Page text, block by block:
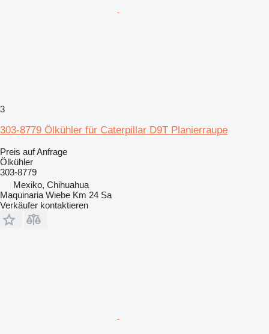
3
303-8779 Ölkühler für Caterpillar D9T Planierraupe
Preis auf Anfrage
Ölkühler
303-8779
Mexiko, Chihuahua
Maquinaria Wiebe Km 24 Sa
Verkäufer kontaktieren